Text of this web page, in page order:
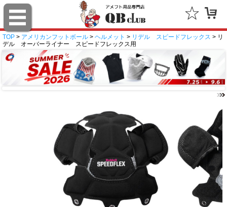
TOP > アメリカンフットボール > ヘルメット > リデル スピードフレックス > リ
デル オーバーライナー スピードフレックス用